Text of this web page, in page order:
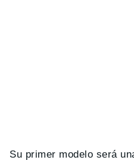
Su primer modelo será